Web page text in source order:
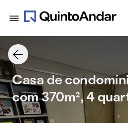
Casa de
com 370m², 4